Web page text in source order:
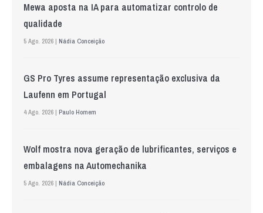
Mewa aposta na IA para automatizar controlo de
qualidade
5 Ago. 2026 | Nádia Conceição
GS Pro Tyres assume representação exclusiva da
Laufenn em Portugal
4 Ago. 2026 | Paulo Homem
Wolf mostra nova geração de lubrificantes, serviços e
embalagens na Automechanika
5 Ago. 2026 | Nádia Conceição